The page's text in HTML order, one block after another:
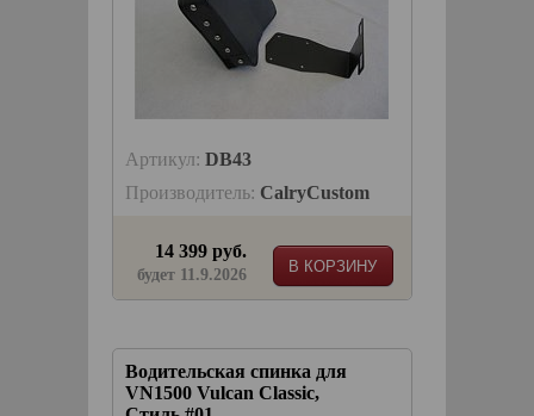
Артикул: DB43
Производитель: CalryCustom
В КОРЗИНУ
14 399 руб.
будет 11.9.2026
Водительская спинка для
VN1500 Vulcan Classic,